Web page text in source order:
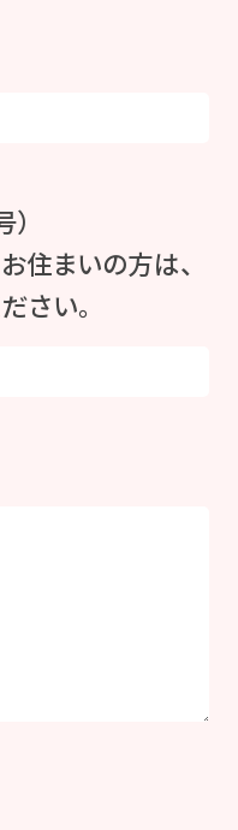
住まいの方は、
さい。